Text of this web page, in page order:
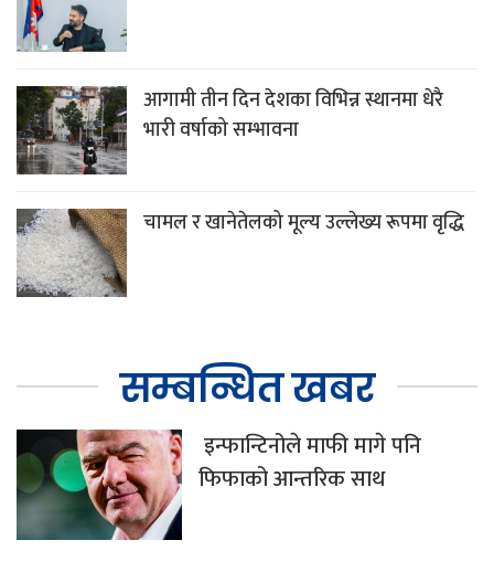
आगामी तीन दिन देशका विभिन्न स्थानमा धेरै
भारी वर्षाको सम्भावना
चामल र खानेतेलको मूल्य उल्लेख्य रूपमा वृद्धि
सम्बन्धित खबर
इन्फान्टिनोले माफी मागे पनि
फिफाको आन्तरिक साथ